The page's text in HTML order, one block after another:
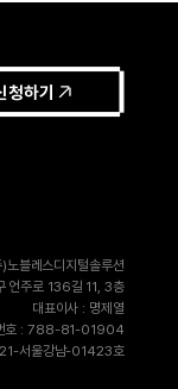
청하기
)노블레스디지털솔루션
언주로 136길 11, 3층
대표이사 : 명제열
호 : 788-81-01904
서울강남-01423호